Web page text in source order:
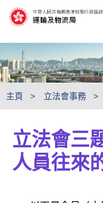
主頁 立法會事務
立法會三
人員往來